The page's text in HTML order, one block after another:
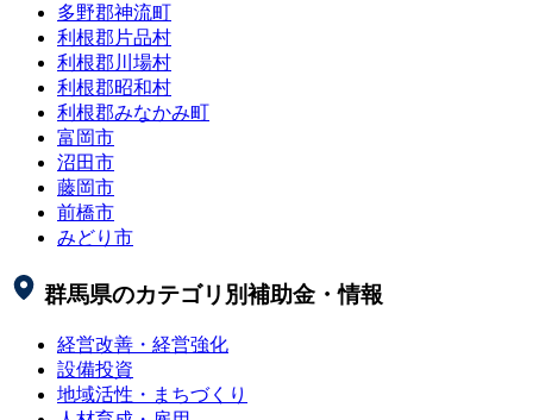
多野郡神流町
利根郡片品村
利根郡川場村
利根郡昭和村
利根郡みなかみ町
富岡市
沼田市
藤岡市
前橋市
みどり市
群馬県のカテゴリ別補助金・情報
経営改善・経営強化
設備投資
地域活性・まちづくり